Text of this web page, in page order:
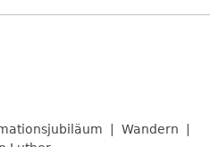
Wandern